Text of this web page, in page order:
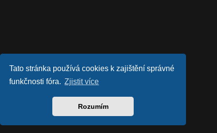
Tato stránka používá cookies k zajištění správné
funkčnosti fóra. Zjistit více
Rozumím